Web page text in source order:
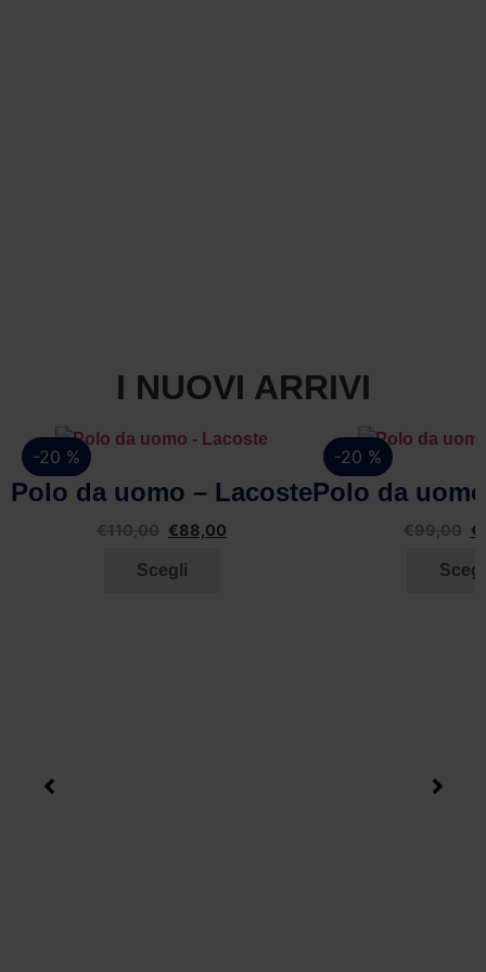
I NUOVI ARRIVI
-20 %
Polo da uomo – Lacoste
€110,00 €88,00
Scegli
-20 %
Polo da
€99,00 €